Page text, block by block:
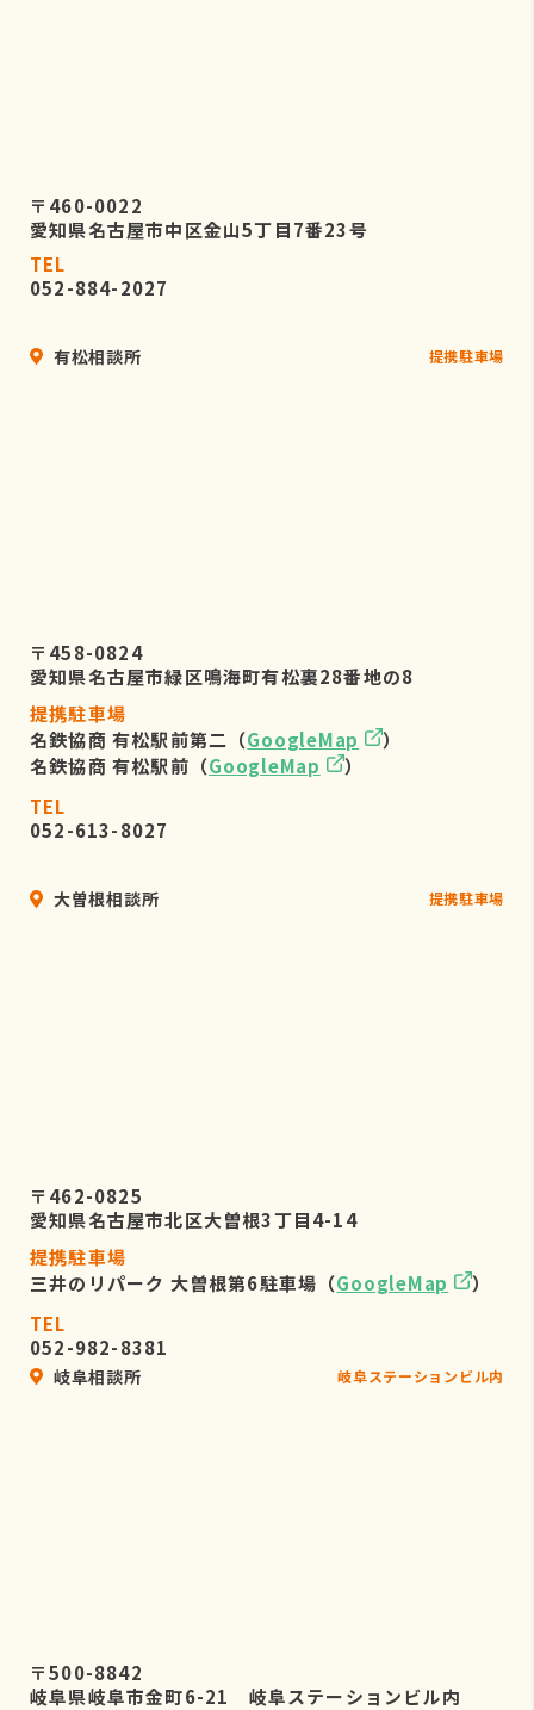
〒460-0022
愛知県名古屋市中区金山5丁目7番23号
TEL
052-884-2027
有松相談所 提携駐車場
〒458-0824
愛知県名古屋市緑区鳴海町有松裏28番地の8
提携駐車場
名鉄協商 有松駅前第二（GoogleMap
）
名鉄協商 有松駅前（GoogleMap
）
TEL
052-613-8027
大曽根相談所 提携駐車場
〒462-0825
愛知県名古屋市北区大曽根3丁目4-14
提携駐車場
三井のリパーク 大曽根第6駐車場（GoogleMap
）
TEL
052-982-8381
岐阜相談所 岐阜ステーションビル内
〒500-8842
岐阜県岐阜市金町6-21 岐阜ステーションビル内